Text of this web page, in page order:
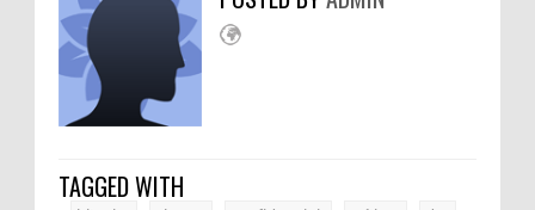
TAGGED WITH